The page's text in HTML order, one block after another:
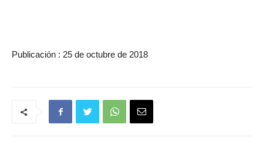
Publicación : 25 de octubre de 2018